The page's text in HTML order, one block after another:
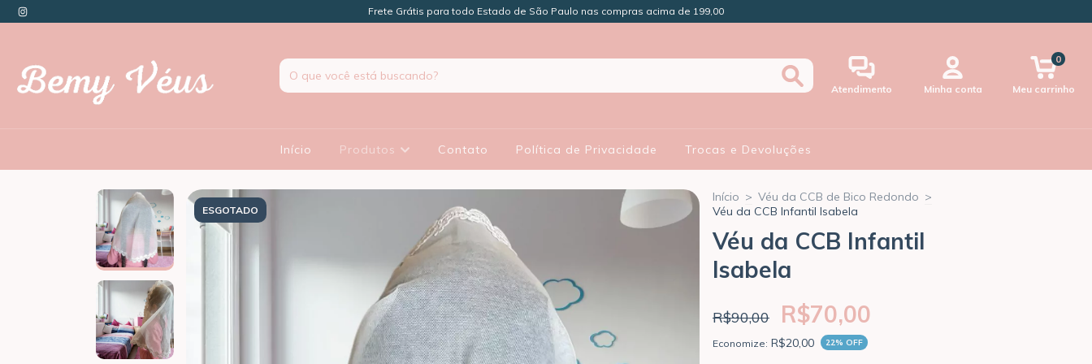
Frete Grátis para todo Estado de São Paulo nas compras acima de 199,00
Atendimento Minha conta Meu carrinho
0
Início Produtos Contato Política de Privacidade Trocas e Devoluções
ESGOTADO
Início > Véu da CCB de Bico Redondo >
Véu da CCB Infantil Isabela
Véu da CCB Infantil
Isabela
R$90,00 R$70,00
Economize: R$20,00 22% OFF